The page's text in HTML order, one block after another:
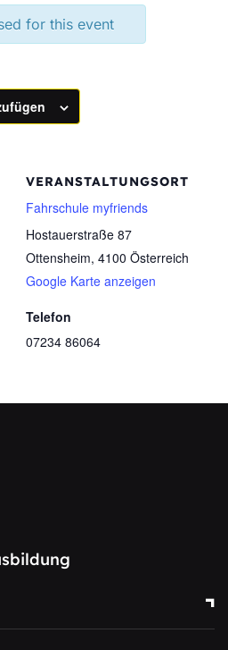
for this event
VERANSTALTUNGSORT
Fahrschule myfriends
Hostauerstraße 87
Ottensheim, 4100 Österreich
Google Karte anzeigen
Telefon
07234 86064